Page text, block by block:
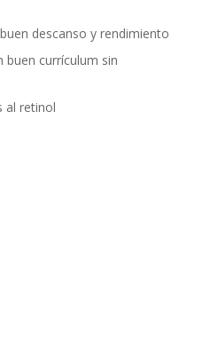
descanso y rendimiento
buen currículum sin
al retinol